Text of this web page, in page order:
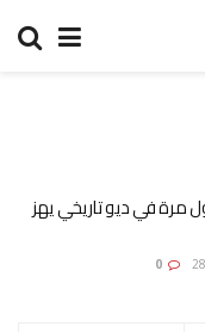
مرة في ديو تاريخي يهز